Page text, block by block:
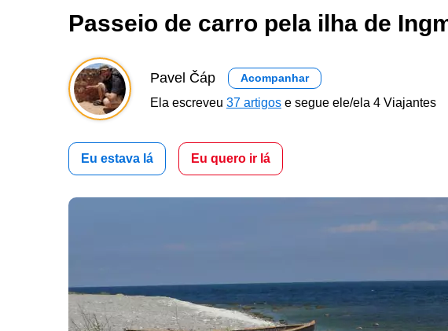
Passeio de carro pela ilha de
Pavel Čáp Acompanhar
Ela escreveu 37 artigos e segue ele/ela 4 Viajantes
Eu estava lá Eu quero ir lá